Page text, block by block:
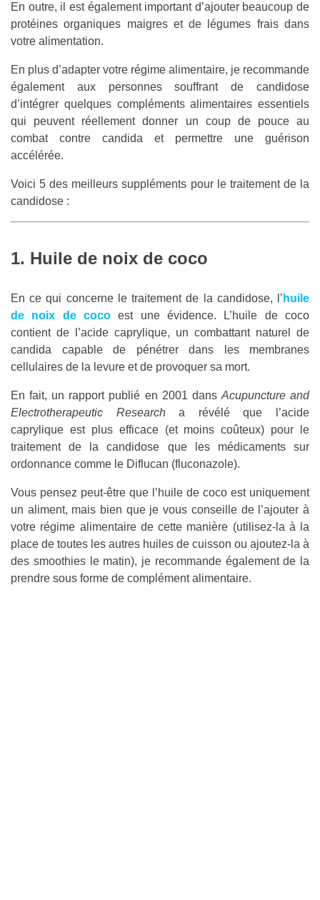
En outre, il est également important d’ajouter beaucoup de
protéines organiques maigres et de légumes frais dans
votre alimentation.
En plus d’adapter votre régime alimentaire, je recommande
également aux personnes souffrant de candidose
d’intégrer quelques compléments alimentaires essentiels
qui peuvent réellement donner un coup de pouce au
combat contre candida et permettre une guérison
accélérée.
Voici 5 des meilleurs suppléments pour le traitement de la
candidose :
1. Huile de noix de coco
En ce qui concerne le traitement de la candidose, l’ huile
de noix de coco est une évidence. L’huile de coco
contient de l’acide caprylique, un combattant naturel de
candida capable de pénétrer dans les membranes
cellulaires de la levure et de provoquer sa mort.
En fait, un rapport publié en 2001 dans Acupuncture and
Electrotherapeutic Researcha révélé que l’acide
caprylique est plus efficace (et moins coûteux) pour le
traitement de la candidose que les médicaments sur
ordonnance comme le Diflucan (fluconazole).
Vous pensez peut-être que l’huile de coco est uniquement
un aliment, mais bien que je vous conseille de l’ajouter à
votre régime alimentaire de cette manière (utilisez-la à la
place de toutes les autres huiles de cuisson ou ajoutez-la à
des smoothies le matin), je recommande également de la
prendre sous forme de complément alimentaire.